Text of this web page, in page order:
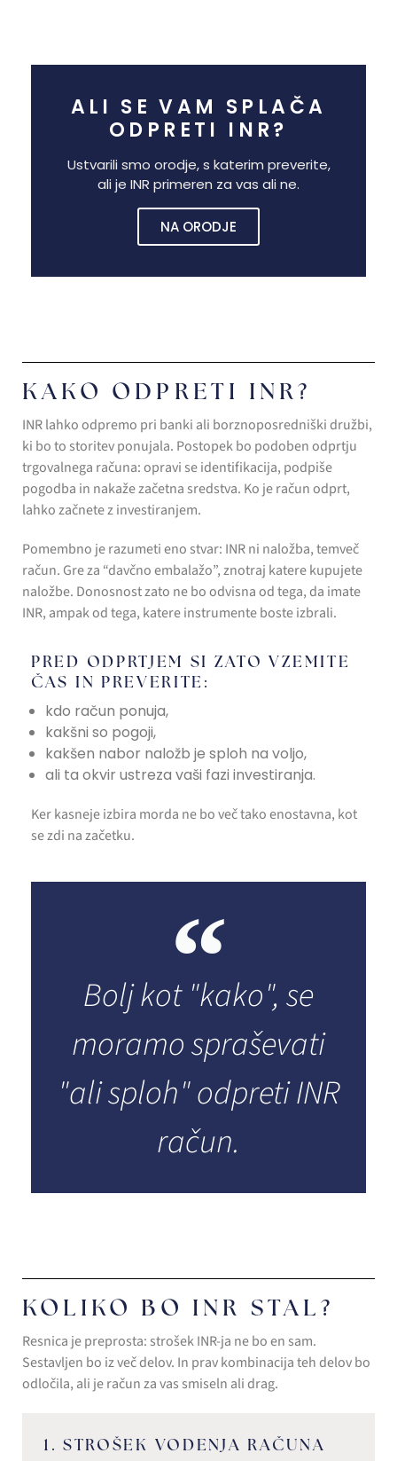
ALI SE VAM SPLAČA
ODPRETI INR?
Ustvarili smo orodje, s katerim preverite,
ali je INR primeren za vas ali ne.
NA ORODJE
KAKO ODPRETI INR?
INR lahko odpremo pri banki ali borznoposredniški družbi,
ki bo to storitev ponujala. Postopek bo podoben odprtju
trgovalnega računa: opravi se identifikacija, podpiše
pogodba in nakaže začetna sredstva. Ko je račun odprt,
lahko začnete z investiranjem.
Pomembno je razumeti eno stvar: INR ni naložba, temveč
račun. Gre za “davčno embalažo”, znotraj katere kupujete
naložbe. Donosnost zato ne bo odvisna od tega, da imate
INR, ampak od tega, katere instrumente boste izbrali.
PRED ODPRTJEM SI ZATO VZEMITE
ČAS IN PREVERITE:
kdo račun ponuja,
kakšni so pogoji,
kakšen nabor naložb je sploh na voljo,
ali ta okvir ustreza vaši fazi investiranja.
Ker kasneje izbira morda ne bo več tako enostavna, kot
se zdi na začetku.
Bolj kot "kako", se
moramo spraševati
"ali sploh" odpreti INR
račun.
KOLIKO BO INR STAL?
Resnica je preprosta: strošek INR-ja ne bo en sam.
Sestavljen bo iz več delov. In prav kombinacija teh delov bo
odločila, ali je račun za vas smiseln ali drag.
1. STROŠEK VODENJA RAČUNA